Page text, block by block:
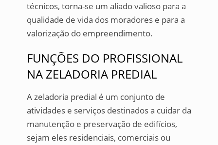
técnicos, torna-se um aliado valioso para a
qualidade de vida dos moradores e para a
valorização do empreendimento.
FUNÇÕES DO PROFISSIONAL
NA ZELADORIA PREDIAL
A zeladoria predial é um conjunto de
atividades e serviços destinados a cuidar da
manutenção e preservação de edifícios,
sejam eles residenciais, comerciais ou